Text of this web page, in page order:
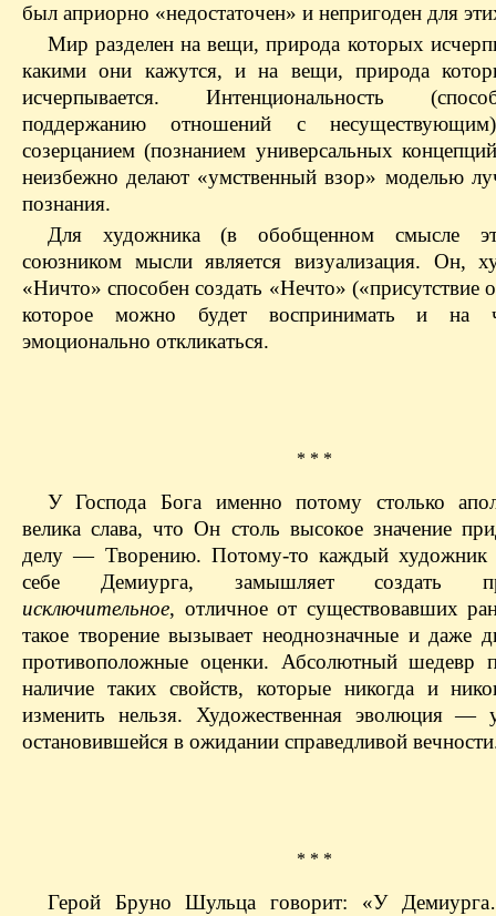
был априорно «недостаточен» и непригоден для
Мир разделен на вещи, природа которых
какими они кажутся, и на вещи, природа
исчерпывается. Интенциональность
поддержанию отношений с
созерцанием (познанием универсальных
неизбежно делают «умственный взор» моделью
познания.
Для художника (в обобщенном смысле
союзником мысли является визуализация. Он,
«Ничто» способен создать «Нечто» («присутствие
которое можно будет воспринимать и на
эмоционально откликаться.
* * *
У Господа Бога именно потому столько
велика слава, что Он столь высокое значение
делу — Творению. Потому-то каждый художник
себе Демиурга, замышляет создать
исключительное, отличное от существовавших
такое творение вызывает неоднозначные и даже
противоположные оценки. Абсолютный шедевр
наличие таких свойств, которые никогда и
изменить нельзя. Художественная эволюция —
остановившейся в ожидании справедливой
* * *
Герой Бруно Шульца говорит: «У